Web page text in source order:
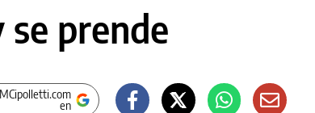
se prende
en